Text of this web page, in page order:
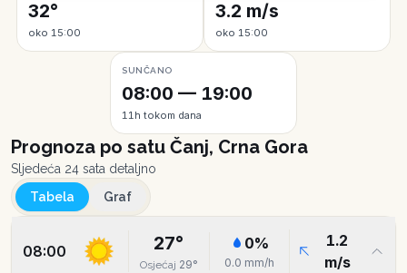
32°
oko 15:00
3.2 m/s
oko 15:00
SUNČANO
08:00 — 19:00
11h tokom dana
Prognoza po satu Čanj, Crna Gora
Sljedeća 24 sata detaljno
Tabela
Graf
08:00 27°
Osjećaj 29°
0%
0.0 mm/h
1.2
m/s